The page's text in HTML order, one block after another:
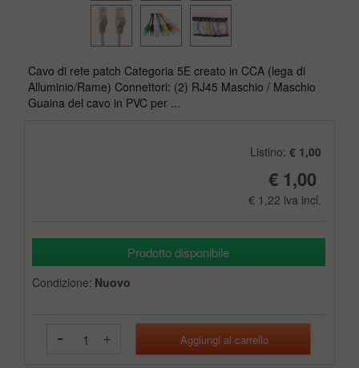
Cavo di rete patch Categoria 5E creato in CCA (lega di
Alluminio/Rame) Connettori: (2) RJ45 Maschio / Maschio
Guaina del cavo in PVC per ...
Listino: € 1,00
€ 1,00
€ 1,22 iva incl.
Prodotto disponibile
Condizione: Nuovo
- +